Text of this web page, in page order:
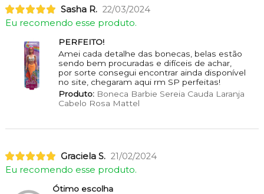
Sasha R. 22/03/2024
Eu recomendo esse produto.
PERFEITO!
Amei cada detalhe das bonecas, belas estão
sendo bem procuradas e difíceis de achar,
por sorte consegui encontrar ainda disponível
no site, chegaram aqui rm SP perfeitas!
Produto:Boneca Barbie Sereia Cauda Laranja
Cabelo Rosa Mattel
Graciela S. 21/02/2024
Eu recomendo esse produto.
Ótimo escolha